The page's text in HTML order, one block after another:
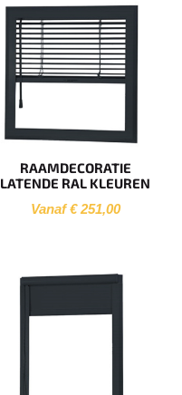
RAAMDECORATIE
LATENDE RAL KLEUREN
Vanaf € 251,00